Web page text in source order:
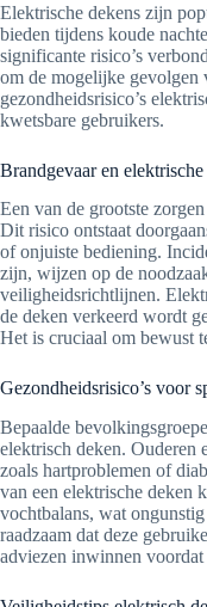
Elektrische dekens zijn
bieden tijdens koude
significante risico’s
om de mogelijke gevolgen
gezondheidsrisico’s
kwetsbare gebruikers.
Brandgevaar en
Een van de grootste
Dit risico ontstaat
of onjuiste bediening.
zijn, wijzen op de
veiligheidsrichtlijnen.
de deken verkeerd wordt
Het is cruciaal om bewust
Gezondheidsrisico’s voor
Bepaalde
elektrisch deken. Ouderen
zoals hartproblemen of
van een elektrische deken
vochtbalans, wat
raadzaam dat deze
adviezen inwinnen